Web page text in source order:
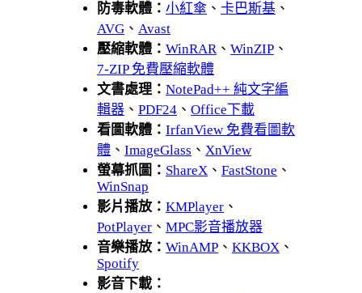
防毒軟體： 小紅傘 、 卡巴斯基 、
AVG 、 Avast
壓縮軟體： WinRAR、 WinZIP 、
7-ZIP 免費壓縮軟體
文書處理： NotePad++ 純文字編
輯器 、 PDF24 、 Office下載
看圖軟體： IrfanView 免費看圖軟
體 、 ImageGlass 、 XnView
螢幕抓圖： ShareX 、 FastStone 、
WinSnap
影片播放： KMPlayer 、
PotPlayer 、 MPC影音播放器
音樂播放： WinAMP 、 KKBOX 、
Spotify
影音下載：